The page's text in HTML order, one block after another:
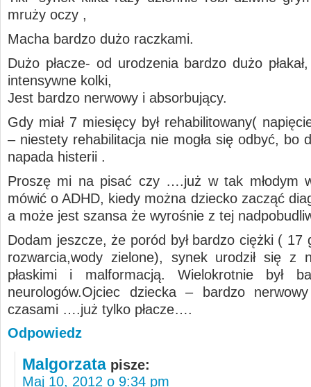
mruży oczy ,
Macha bardzo dużo raczkami.
Dużo płacze- od urodzenia bardzo dużo
intensywne kolki,
Jest bardzo nerwowy i absorbujący.
Gdy miał 7 miesięcy był rehabilitowany(
– niestety rehabilitacja nie mogła się odbyć, bo
napada histerii .
Proszę mi na pisać czy ….już w tak młodym
mówić o ADHD, kiedy można dziecko zacząć
a może jest szansa że wyrośnie z tej
Dodam jeszcze, że poród był bardzo ciężki ( 17
rozwarcia,wody zielone), synek urodził się z
płaskimi i malformacją. Wielokrotnie był
neurologów.Ojciec dziecka – bardzo nerwowy
czasami ….już tylko płacze….
Odpowiedz
Malgorzata pisze:
Maj 10, 2012 o 9:34 pm